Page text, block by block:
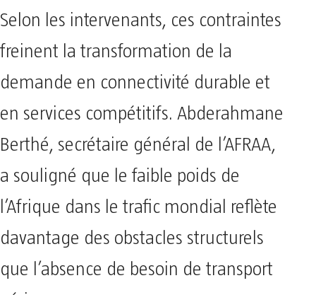
Selon les intervenants, ces contraintes
freinent la transformation de la
demande en connectivité durable et
en services compétitifs. Abderahmane
Berthé, secrétaire général de l’AFRAA,
a souligné que le faible poids de
l’Afrique dans le trafic mondial reflète
davantage des obstacles structurels
que l’absence de besoin de transport